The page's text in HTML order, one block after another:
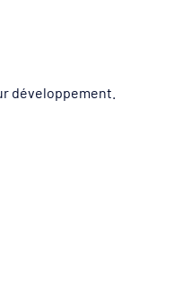
développement.